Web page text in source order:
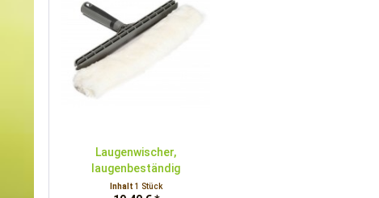
Laugenwischer,
laugenbeständig
Inhalt 1 Stück